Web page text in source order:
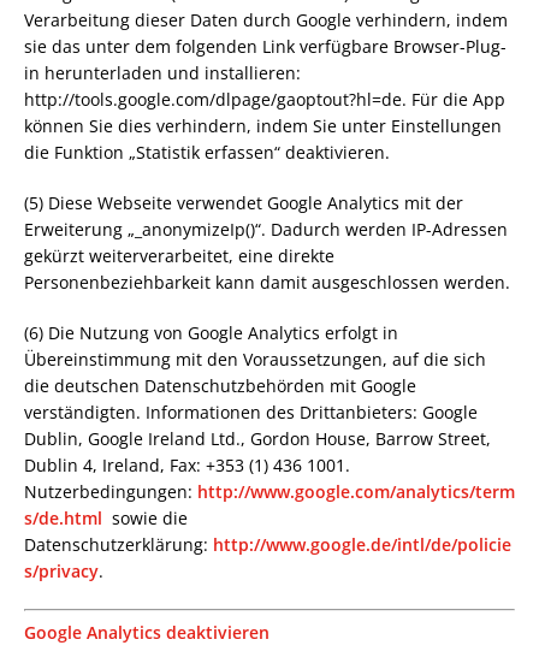
Verarbeitung dieser Daten durch Google verhindern, indem
sie das unter dem folgenden Link verfügbare Browser-Plug-
in herunterladen und installieren:
http://tools.google.com/dlpage/gaoptout?hl=de. Für die App
können Sie dies verhindern, indem Sie unter Einstellungen
die Funktion „Statistik erfassen“ deaktivieren.
(5) Diese Webseite verwendet Google Analytics mit der
Erweiterung „_anonymizeIp()“. Dadurch werden IP-Adressen
gekürzt weiterverarbeitet, eine direkte
Personenbeziehbarkeit kann damit ausgeschlossen werden.
(6) Die Nutzung von Google Analytics erfolgt in
Übereinstimmung mit den Voraussetzungen, auf die sich
die deutschen Datenschutzbehörden mit Google
verständigten. Informationen des Drittanbieters: Google
Dublin, Google Ireland Ltd., Gordon House, Barrow Street,
Dublin 4, Ireland, Fax: +353 (1) 436 1001.
Nutzerbedingungen: http://www.google.com/analytics/term
s/de.html sowie die
Datenschutzerklärung: http://www.google.de/intl/de/policie
s/privacy.
Google Analytics deaktivieren